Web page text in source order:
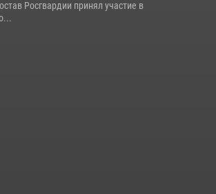
Росгвардии принял участие в